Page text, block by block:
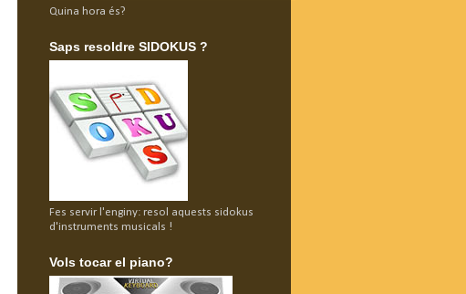
Quina hora és?
Saps resoldre SIDOKUS ?
Fes servir l'enginy: resol aquests sidokus
d'instruments musicals !
Vols tocar el piano?